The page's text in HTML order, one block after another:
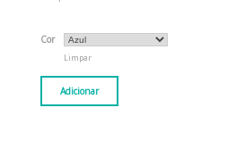
Cor
Limpar
Adicionar